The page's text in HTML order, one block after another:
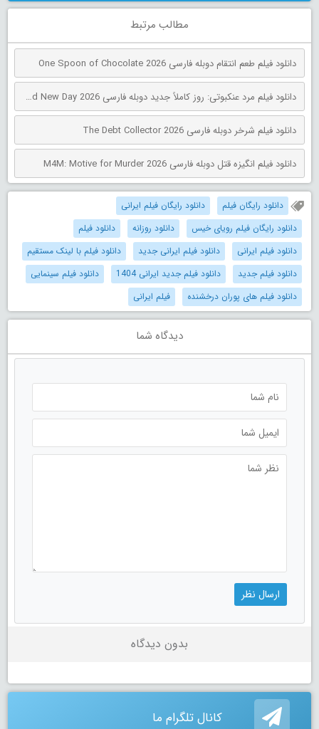
مطالب مرتبط
دانلود فیلم طعم انتقام دوبله فارسی One Spoon of Chocolate 2026
دانلود فیلم مرد عنکبوتی: روز کاملاً جدید دوبله فارسی Spider-Man: Brand New Day 2026
دانلود فیلم شرخر دوبله فارسی The Debt Collector 2026
دانلود فیلم انگیزه قتل دوبله فارسی M4M: Motive for Murder 2026
دانلود رایگان فیلم
دانلود رایگان فیلم ایرانی
دانلود رایگان فیلم رویای خیس
دانلود روزانه
دانلود فیلم
دانلود فیلم ایرانی
دانلود فیلم ایرانی جدید
دانلود فیلم با لینک مستقیم
دانلود فیلم جدید
دانلود فیلم جدید ایرانی 1404
دانلود فیلم سینمایی
دانلود فیلم های پوران درخشنده
فیلم ایرانی
دیدگاه شما
بدون دیدگاه
کانال تلگرام ما